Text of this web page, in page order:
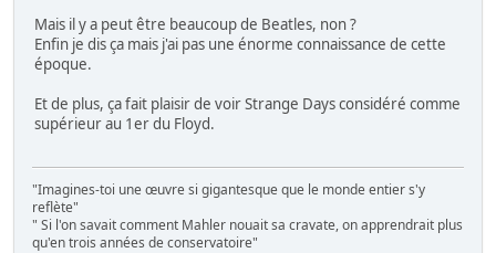
Mais il y a peut être beaucoup de Beatles, non ?
Enfin je dis ça mais j'ai pas une énorme connaissance de cette
époque.
Et de plus, ça fait plaisir de voir Strange Days considéré comme
supérieur au 1er du Floyd.
"Imagines-toi une œuvre si gigantesque que le monde entier s'y
reflète"
" Si l'on savait comment Mahler nouait sa cravate, on apprendrait plus
qu'en trois années de conservatoire"